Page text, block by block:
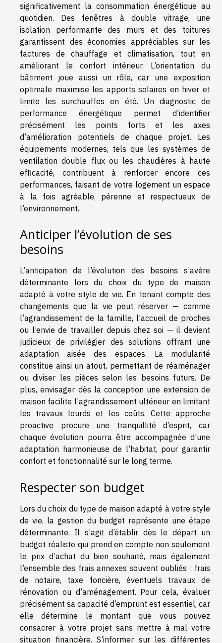
significativement la consommation énergétique au
quotidien. Des fenêtres à double vitrage, une
isolation performante des murs et des toitures
garantissent des économies appréciables sur les
factures de chauffage et climatisation, tout en
améliorant le confort intérieur. L’orientation du
bâtiment joue aussi un rôle, car une exposition
optimale maximise les apports solaires en hiver et
limite les surchauffes en été. Un diagnostic de
performance énergétique permet d’identifier
précisément les points forts et les axes
d’amélioration potentiels de chaque projet. Les
équipements modernes, tels que les systèmes de
ventilation double flux ou les chaudières à haute
efficacité, contribuent à renforcer encore ces
performances, faisant de votre logement un espace
à la fois agréable, pérenne et respectueux de
l’environnement.
Anticiper l’évolution de ses
besoins
L’anticipation de l’évolution des besoins s’avère
déterminante lors du choix du type de maison
adapté à votre style de vie. En tenant compte des
changements que la vie peut réserver — comme
l’agrandissement de la famille, l’accueil de proches
ou l’envie de travailler depuis chez soi — il devient
judicieux de privilégier des solutions offrant une
adaptation aisée des espaces. La modularité
constitue ainsi un atout, permettant de réaménager
ou diviser les pièces selon les besoins futurs. De
plus, envisager dès la conception une extension de
maison facilite l’agrandissement ultérieur en limitant
les travaux lourds et les coûts. Cette approche
proactive procure une tranquillité d’esprit, car
chaque évolution pourra être accompagnée d’une
adaptation harmonieuse de l’habitat, pour garantir
confort et fonctionnalité sur le long terme.
Respecter son budget
Lors du choix du type de maison adapté à votre style
de vie, la gestion du budget représente une étape
déterminante. Il s’agit d’établir dès le départ un
budget réaliste qui prend en compte non seulement
le prix d’achat du bien souhaité, mais également
l’ensemble des frais annexes souvent oubliés : frais
de notaire, taxe foncière, éventuels travaux de
rénovation ou d’aménagement. Pour cela, évaluer
précisément sa capacité d’emprunt est essentiel, car
elle détermine le montant que vous pouvez
consacrer à votre projet sans mettre à mal votre
situation financière. S’informer sur les différentes